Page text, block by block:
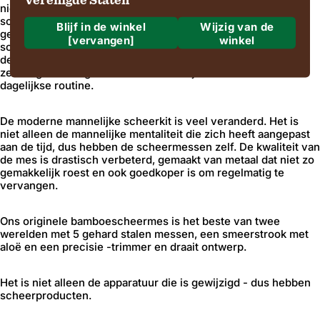
Blijf in de winkel
[vervangen]
Wijzig van de
winkel
Verzending naar
Regio en taal
Bevestigen
niet hebben overwogen om een ​​luxe of een kunstvorm te
scheren omdat het meer een dagelijkse klus was. Ze hadden
geen andere opties, maar een rechte scheermesje nat
scheren. Nu is er echter iets van een renaissance gaande in
de mannelijke verzorgingswereld. Mannen omarmen betere
zelfzorg en brengen daarom een ​​beetje meer liefde in hun
dagelijkse routine.
De moderne mannelijke scheerkit is veel veranderd. Het is
niet alleen de mannelijke mentaliteit die zich heeft aangepast
aan de tijd, dus hebben de scheermessen zelf. De kwaliteit van
de mes is drastisch verbeterd, gemaakt van metaal dat niet zo
gemakkelijk roest en ook goedkoper is om regelmatig te
vervangen.
Ons originele bamboescheermes is het beste van twee
werelden met 5 gehard stalen messen, een smeerstrook met
aloë en een precisie -trimmer en draait ontwerp.
Het is niet alleen de apparatuur die is gewijzigd - dus hebben
scheerproducten.